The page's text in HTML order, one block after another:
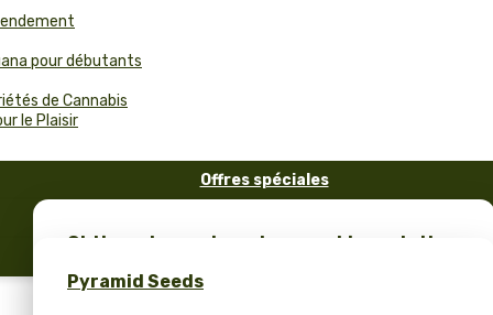
pour débutants
de Cannabis
le Plaisir
Offres spéciales
Obtiens des graines de cannabis gratuites
Pyramid Seeds !
Pyramid Seeds